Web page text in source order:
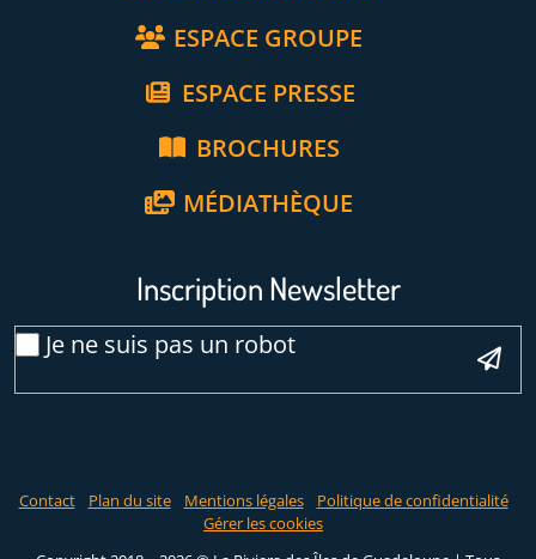
ESPACE GROUPE
ESPACE PRESSE
BROCHURES
MÉDIATHÈQUE
Inscription Newsletter
Je ne suis pas un robot
Contact Plan du site Mentions légales
Politique de confidentialité
Gérer les cookies